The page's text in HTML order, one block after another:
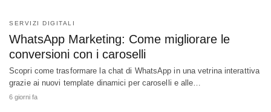
SERVIZI DIGITALI
WhatsApp Marketing: Come migliorare le
conversioni con i caroselli
Scopri come trasformare la chat di WhatsApp in una vetrina interattiva
grazie ai nuovi template dinamici per caroselli e alle…
6 giorni fa